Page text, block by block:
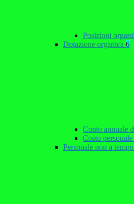
Posizioni
Dotazione organica 6
Conto annuale
Costo
Personale non a